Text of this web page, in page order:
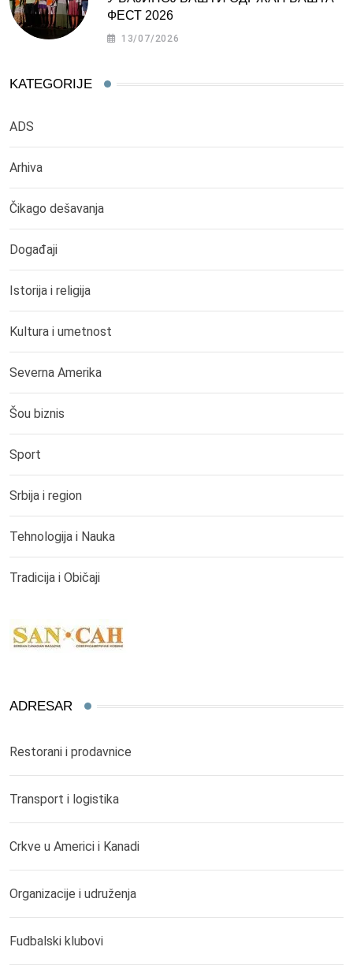
ФЕСТ 2026
13/07/2026
KATEGORIJE
ADS
Arhiva
Čikago dešavanja
Događaji
Istorija i religija
Kultura i umetnost
Severna Amerika
Šou biznis
Sport
Srbija i region
Tehnologija i Nauka
Tradicija i Običaji
ADRESAR
Restorani i prodavnice
Transport i logistika
Crkve u Americi i Kanadi
Organizacije i udruženja
Fudbalski klubovi